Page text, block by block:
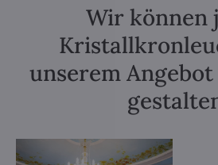
Wir können
unserem